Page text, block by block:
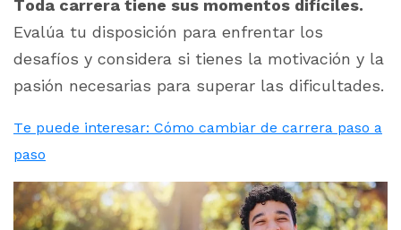
Toda carrera tiene sus momentos difíciles.
Evalúa tu disposición para enfrentar los
desafíos y considera si tienes la motivación y la
pasión necesarias para superar las dificultades.
Te puede interesar: Cómo cambiar de carrera paso a
paso